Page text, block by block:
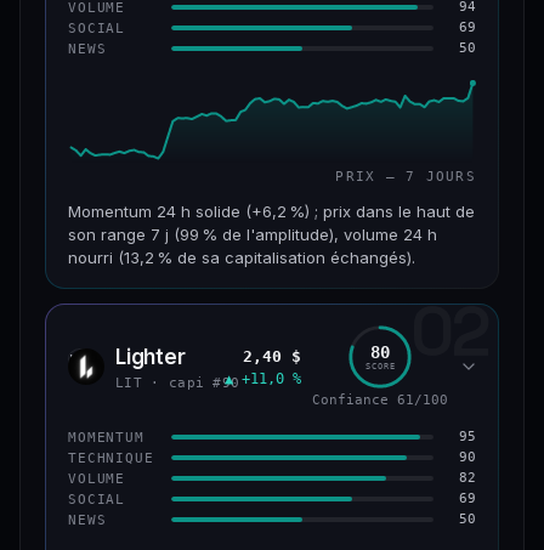
VOLUME 94
SOCIAL 69
NEWS 50
PRIX — 7 JOURS
Momentum 24 h solide (+6,2 %) ; prix dans le haut de
son range 7 j (99 % de l'amplitude), volume 24 h
nourri (13,2 % de sa capitalisation échangés).
CAP. MARCHÉ VOLUME 24 H
VAR. 7 J VAR. 30 J
+32,8 %
VS ATH
−93,6 %
CONFIANCE 64/100
02
LIT Lighter
LIT · capi #90
2,40 $
▲ +11,0 %
80
SCORE
Confiance 61/100
MOMENTUM 95
TECHNIQUE 90
VOLUME 82
SOCIAL 69
NEWS 50